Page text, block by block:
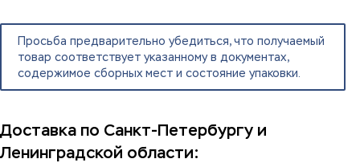
Просьба предварительно убедиться, что получаемый
товар соответствует указанному в документах,
содержимое сборных мест и состояние упаковки.
Доставка по Санкт-Петербургу и
Ленинградской области: